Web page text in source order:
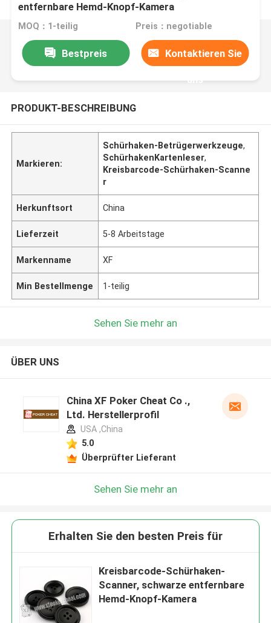
entfernbare Hemd-Knopf-Kamera
MOQ：1-teilig Preis：negotiable
Bestpreis Kontaktieren Sie
uns
PRODUKT-BESCHREIBUNG
Markieren:
Schürhaken-Betrügerwerkzeuge,
SchürhakenKartenleser,
Kreisbarcode-Schürhaken-Scanne
r
Herkunftsort China
Lieferzeit 5-8 Arbeitstage
Markenname XF
Min Bestellmenge 1-teilig
Sehen Sie mehr an
ÜBER UNS
China XF Poker Cheat Co .,
Ltd. Herstellerprofil
USA ,China
5.0
Überprüfter Lieferant
Sehen Sie mehr an
Erhalten Sie den besten Preis für
Kreisbarcode-Schürhaken-
Scanner, schwarze entfernbare
Hemd-Knopf-Kamera